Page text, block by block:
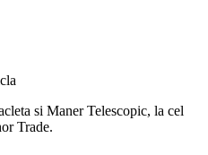
si Maner Telescopic, la cel
Trade.